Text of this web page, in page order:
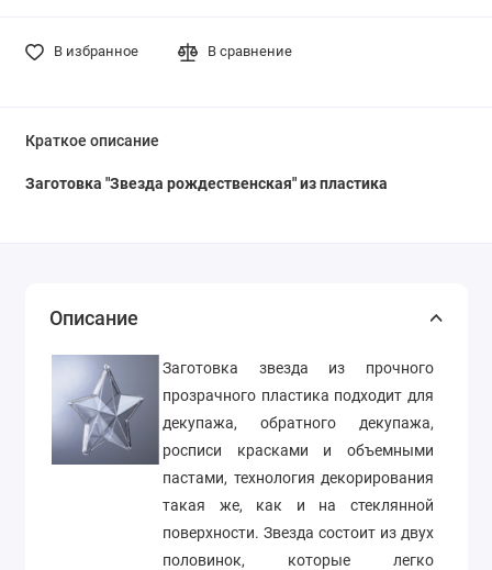
В избранное В сравнение
Краткое описание
Заготовка "Звезда рождественская" из пластика
Описание
Заготовка звезда из прочного
прозрачного пластика подходит для
декупажа, обратного декупажа,
росписи красками и объемными
пастами, технология декорирования
такая же, как и на стеклянной
поверхности. Звезда состоит из двух
половинок, которые легко